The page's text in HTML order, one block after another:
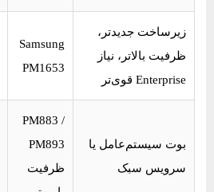
زیرساخت جدیدتر،
ظرفیت بالاتر، نیاز
Enterprise قوی‌تر
Samsung
PM1653
بوت سیستم‌عامل یا
سرویس سبک
PM883 /
PM893
ظرفیت